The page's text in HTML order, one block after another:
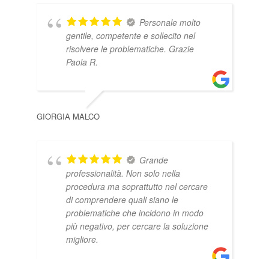
Personale molto
gentile, competente e sollecito nel
risolvere le problematiche. Grazie
Paola R.
GIORGIA MALCO
Grande
professionalità. Non solo nella
procedura ma soprattutto nel cercare
di comprendere quali siano le
problematiche che incidono in modo
più negativo, per cercare la soluzione
migliore.